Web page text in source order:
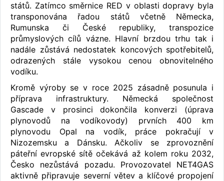
států. Zatímco směrnice RED v oblasti dopravy byla
transponována řadou států včetně Německa,
Rumunska či České republiky, transpozice
průmyslových cílů vázne. Hlavní brzdou trhu tak i
nadále zůstává nedostatek koncových spotřebitelů,
odrazených stále vysokou cenou obnovitelného
vodíku.
Kromě výroby se v roce 2025 zásadně posunula i
příprava infrastruktury. Německá společnost
Gascade v prosinci dokončila konverzi (úprava
plynovodů na vodíkovody) prvních 400 km
plynovodu Opal na vodík, práce pokračují v
Nizozemsku a Dánsku. Ačkoliv se zprovoznění
páteřní evropské sítě očekává až kolem roku 2032,
Česko nezůstává pozadu. Provozovatel NET4GAS
aktivně připravuje severní větev a klíčové propojení